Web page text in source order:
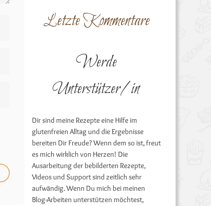
Letzte Kommentare
Werde
Unterstützer/in
Dir sind meine Rezepte eine Hilfe im
glutenfreien Alltag und die Ergebnisse
bereiten Dir Freude? Wenn dem so ist, freut
es mich wirklich von Herzen! Die
Ausarbeitung der bebilderten Rezepte,
Videos und Support sind zeitlich sehr
aufwändig. Wenn Du mich bei meinen
Blog-Arbeiten unterstützen möchtest,